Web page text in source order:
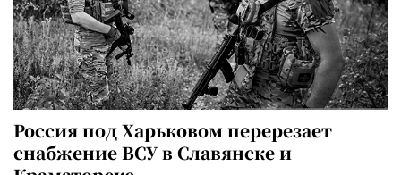
Россия под Харьковом перерезает
снабжение ВСУ в Славянске и